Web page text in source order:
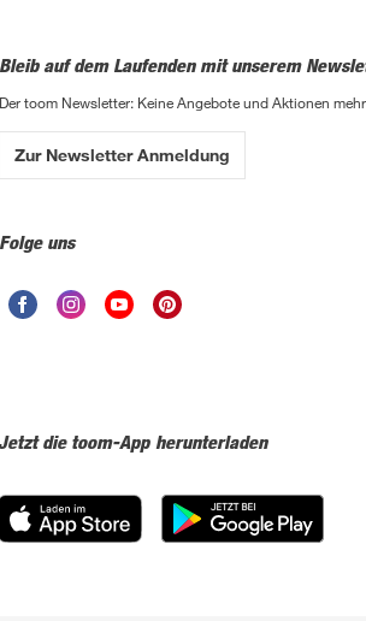
Bleib auf dem Laufenden mit unserem
Der toom Newsletter: Keine Angebote und Aktionen
Zur Newsletter Anmeldung
Folge uns
die toom-App herunterladen